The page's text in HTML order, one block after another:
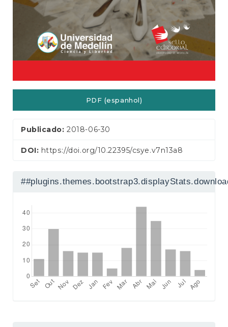
PDF (espanhol)
Publicado:2018-06-30
DOI: https://doi.org/10.22395/csye.v7n13a8